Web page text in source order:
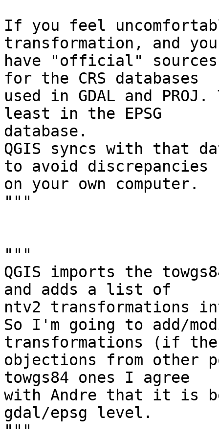
If you feel
transformation, and you
have "official"
for the CRS databases
used in GDAL and
least in the EPSG
database.
QGIS syncs with that
to avoid discrepancies
on your own computer.
"""
"""
QGIS imports the
and adds a list of
ntv2 transformations
So I'm going to add/
transformations (if
objections from other
towgs84 ones I agree
with Andre that it is
gdal/epsg level.
"""